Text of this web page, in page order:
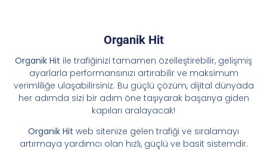
Organik Hit
Organik Hit ile trafiğinizi tamamen özelleştirebilir, gelişmiş
ayarlarla performansınızı artırabilir ve maksimum
verimliliğe ulaşabilirsiniz. Bu güçlü çözüm, dijital dünyada
her adımda sizi bir adım öne taşıyarak başarıya giden
kapıları aralayacak!
Organik Hit web sitenize gelen trafiği ve sıralamayı
artırmaya yardımcı olan hızlı, güçlü ve basit sistemdir.